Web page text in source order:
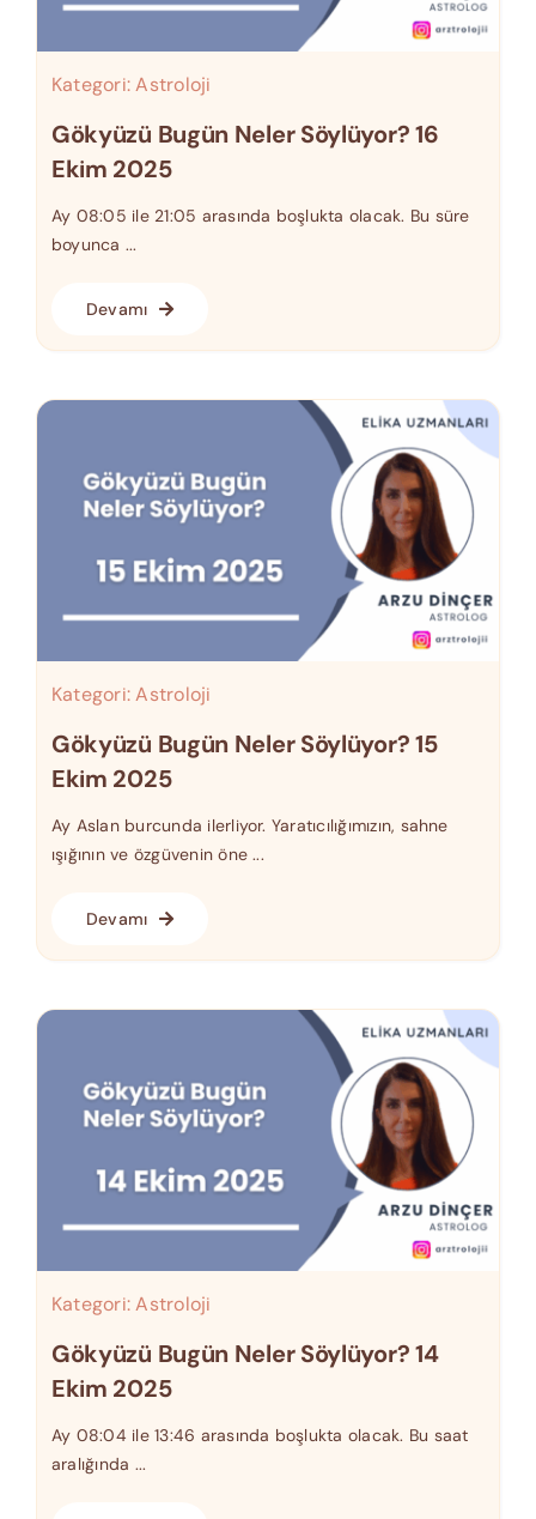
Kategori:Astroloji
Gökyüzü Bugün Neler Söylüyor? 16
Ekim 2025
Ay 08:05 ile 21:05 arasında boşlukta olacak. Bu süre
boyunca ...
Devamı
Kategori:Astroloji
Gökyüzü Bugün Neler Söylüyor? 15
Ekim 2025
Ay Aslan burcunda ilerliyor. Yaratıcılığımızın, sahne
ışığının ve özgüvenin öne ...
Devamı
Kategori:Astroloji
Gökyüzü Bugün Neler Söylüyor? 14
Ekim 2025
Ay 08:04 ile 13:46 arasında boşlukta olacak. Bu saat
aralığında ...